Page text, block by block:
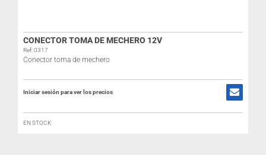
CONECTOR TOMA DE MECHERO 12V
Ref: 0317
Conector toma de mechero
Iniciar sesión para ver los precios
EN STOCK